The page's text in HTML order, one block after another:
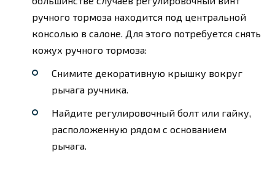
ручного тормоза находится под центральной
консолью в салоне. Для этого потребуется снять
кожух ручного тормоза:
Снимите декоративную крышку вокруг
рычага ручника.
Найдите регулировочный болт или гайку,
расположенную рядом с основанием
рычага.